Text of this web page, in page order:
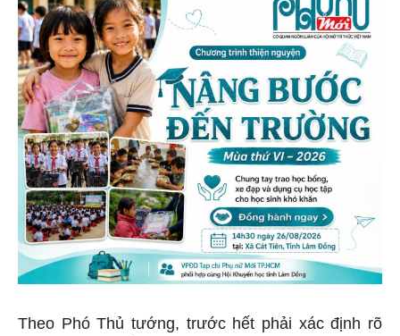
Theo Phó Thủ tướng, trước hết phải xác định rõ